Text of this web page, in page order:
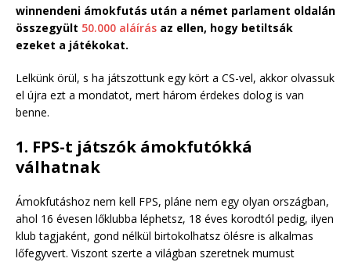
winnendeni ámokfutás után a német parlament oldalán
összegyült 50.000 aláírás az ellen, hogy betiltsák
ezeket a játékokat.
Lelkünk örül, s ha játszottunk egy kört a CS-vel, akkor olvassuk
el újra ezt a mondatot, mert három érdekes dolog is van
benne.
1. FPS-t játszók ámokfutókká
válhatnak
Ámokfutáshoz nem kell FPS, pláne nem egy olyan országban,
ahol 16 évesen lőklubba léphetsz, 18 éves korodtól pedig, ilyen
klub tagjaként, gond nélkül birtokolhatsz ölésre is alkalmas
lőfegyvert. Viszont szerte a világban szeretnek mumust